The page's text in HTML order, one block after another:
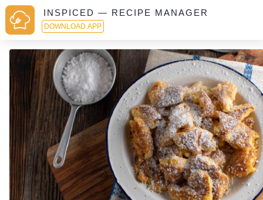
INSPICED — RECIPE MANAGER
DOWNLOAD APP